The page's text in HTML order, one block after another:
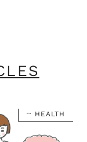
HEALTH